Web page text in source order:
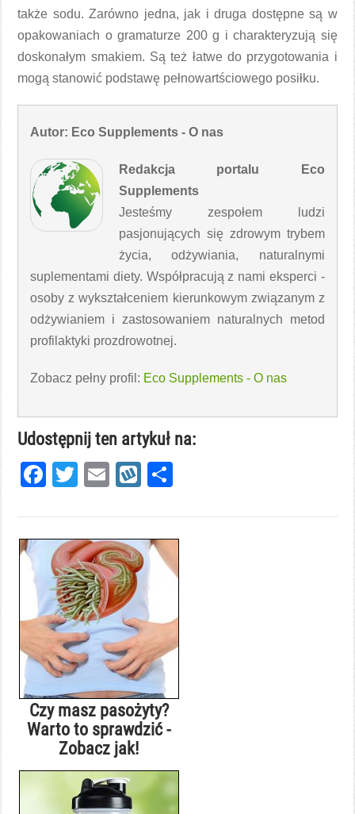
także sodu. Zarówno jedna, jak i druga dostępne są w
opakowaniach o gramaturze 200 g i charakteryzują się
doskonałym smakiem. Są też łatwe do przygotowania i
mogą stanowić podstawę pełnowartściowego posiłku.
Autor: Eco Supplements - O nas
Redakcja portalu Eco
Supplements
Jesteśmy zespołem ludzi
pasjonujących się zdrowym trybem
życia, odżywiania, naturalnymi
suplementami diety. Współpracują z nami eksperci -
osoby z wykształceniem kierunkowym związanym z
odżywianiem i zastosowaniem naturalnych metod
profilaktyki prozdrowotnej.
Zobacz pełny profil: Eco Supplements - O nas
Udostępnij ten artykuł na:
Facebook
Twitter
EmailWykop
Czy masz pasożyty?
Warto to sprawdzić -
Zobacz jak!